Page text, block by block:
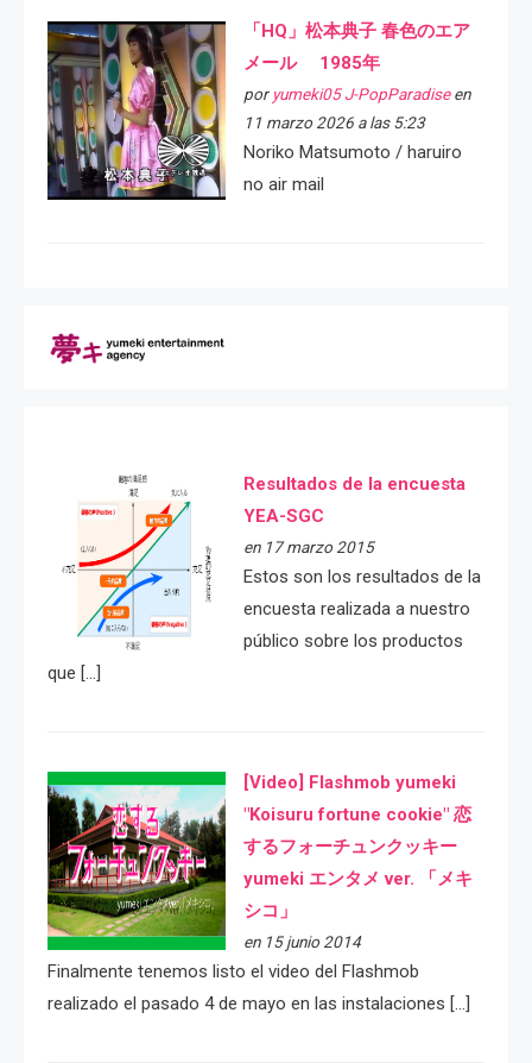
「HQ」松本典子 春色のエア
メール 1985年
por yumeki05 J-PopParadiseen
11 marzo 2026 a las 5:23
Noriko Matsumoto / haruiro
no air mail
Resultados de la encuesta
YEA-SGC
en 17 marzo 2015
Estos son los resultados de la
encuesta realizada a nuestro
público sobre los productos
que […]
[Video] Flashmob yumeki
"Koisuru fortune cookie" 恋
するフォーチュンクッキー
yumeki エンタメ ver. 「メキ
シコ」
en 15 junio 2014
Finalmente tenemos listo el video del Flashmob
realizado el pasado 4 de mayo en las instalaciones […]